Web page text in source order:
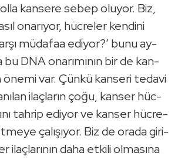
kan­se­re sebep olu­yor. Biz,
ona­rı­yor, hüc­re­ler ken­di­ni
mü­da­faa edi­yor?’ bunu ay­
bu DNA ona­rı­mı­nın bir de kan­
var. Çünkü kan­se­ri te­da­vi
ilaç­la­rın çoğu, kan­ser hüc­
tah­rip edi­yor ve kan­ser hüc­re­
ça­lı­şı­yor. Biz de orada gi­ri­
ilaç­la­rı­nın daha et­ki­li ol­ma­sı­na